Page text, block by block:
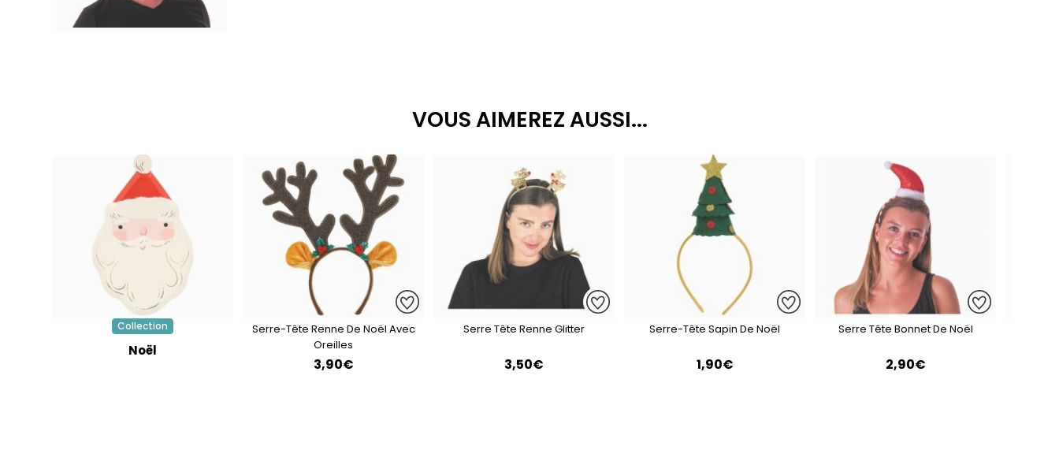
VOUS AIMEREZ AUSSI...
Collection
Noël
Serre-Tête Renne De Noël Avec
Oreilles
3,90€
Serre Tête Renne Glitter
3,50€
Serre-Tête Sapin De Noël
1,90€
Serre Tête Bonnet De Noël
2,90€